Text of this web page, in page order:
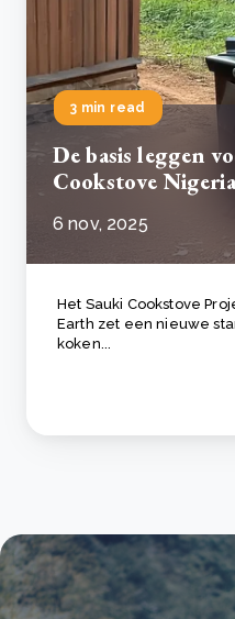
3 min read
De basis leggen
Cookstove
6 nov, 2025
Het Sauki Cookstove
Earth zet een nieuwe
koken...